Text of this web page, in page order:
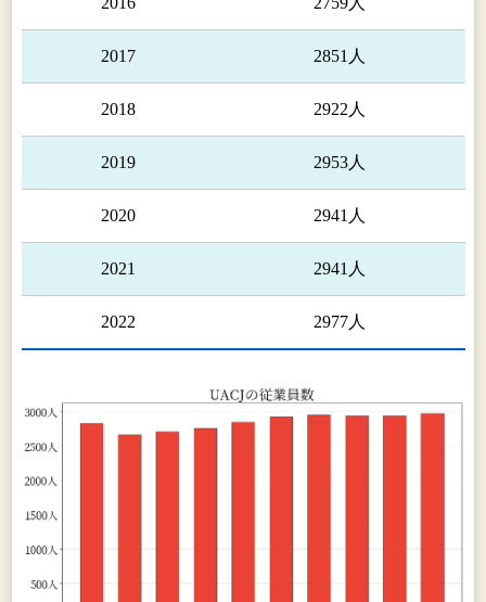
2017 2851人
2018 2922人
2019 2953人
2020 2941人
2021 2941人
2022 2977人